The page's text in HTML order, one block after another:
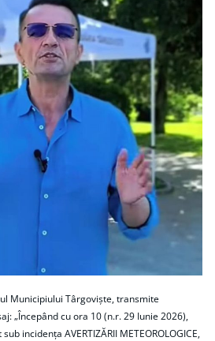
Municipiului Târgoviște, transmite
„Începând cu ora 10 (n.r. 29 Iunie 2026),
incidența AVERTIZĂRII METEOROLOGICE,